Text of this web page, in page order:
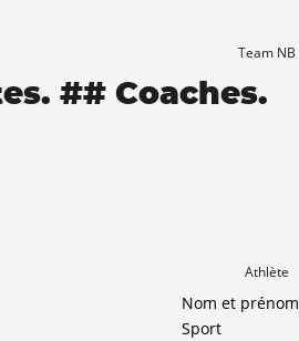
Team NB
## Coaches.
Athlète
Nom et prénom
Sport